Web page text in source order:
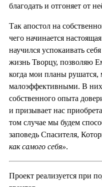
благодать и отгоняет от
Так апостол на
чего начинается
научился успокаивать
жизнь Творцу, позволяю
когда мои планы рушатся,
малоэффективными. В них
собственного опыта
и призывает нас
том случае мы будем
заповедь Спасителя,
как самого себя».
Проект реализуется при